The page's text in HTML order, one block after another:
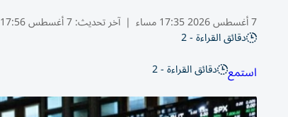
7 أغسطس 2026 17:35 مساء | آخر تحديث:7 أغسطس 17:56 2026
دقائق القراءة - 2
استمع دقائق القراءة - 2